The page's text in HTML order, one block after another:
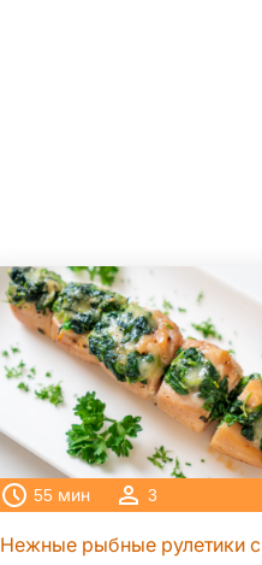
55 мин 3
Нежные рыбные рулетики с